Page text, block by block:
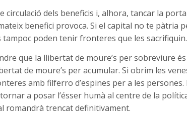
circulació dels beneficis i, alhora, tancar la
benefici provoca. Si el capital no te pàtria
poden tenir fronteres que les sacrifiquin.
que la llibertat de moure’s per sobreviure és
de moure’s per acumular. Si obrim les
amb filferro d’espines per a les persones.
a posar l’ésser humà al centre de la
romandrà trencat definitivament.